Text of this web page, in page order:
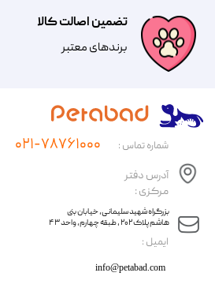
تضمین اصالت کالا
​​برندهای معتبر​​​​​​​
​ایمیل :
آدرس دفتر
مرکزی :
info@petabad.com
​​بزرگراه شهید سلیمانی، خیابان بنی
هاشم پلاک ۲۰۲ ، طبقه چهارم، واحد ۴۳
شماره تماس : ۰۲۱-۷۸۷۶۱۰۰۰